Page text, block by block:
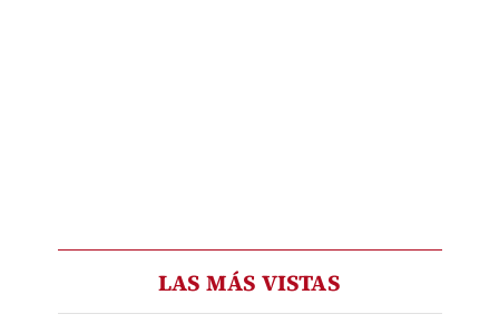
LAS MÁS VISTAS